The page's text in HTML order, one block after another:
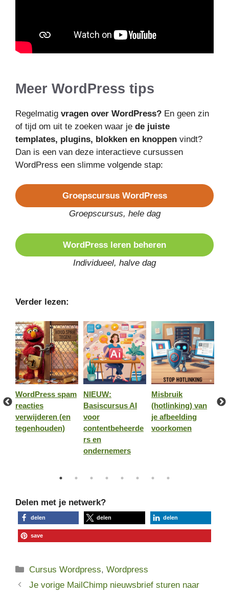
Meer WordPress tips
Regelmatig vragen over WordPress? En geen zin
of tijd om uit te zoeken waar je de juiste
templates, plugins, blokken en knoppen vindt?
Dan is een van deze interactieve cursussen
WordPress een slimme volgende stap:
Groepscursus WordPress
Groepscursus, hele dag
WordPress leren beheren
Individueel, halve dag
Verder lezen:
WordPress spam
reacties
verwijderen (en
tegenhouden)
NIEUW:
Basiscursus AI
voor
contentbeheerde
rs en
ondernemers
Misbruik
(hotlinking) van
je afbeelding
voorkomen
Delen met je netwerk?
delen delen delen
save
Categorieën
Cursus Wordpress,Wordpress
Je vorige MailChimp nieuwsbrief sturen naar